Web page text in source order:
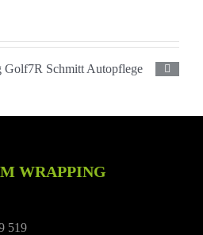
Autopflege
WRAPPING
519